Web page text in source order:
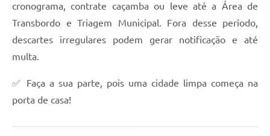
cronograma, contrate caçamba ou leve até a Área de
Transbordo e Triagem Municipal. Fora desse período,
descartes irregulares podem gerar notificação e até
multa.
✅ Faça a sua parte, pois uma cidade limpa começa na
porta de casa!